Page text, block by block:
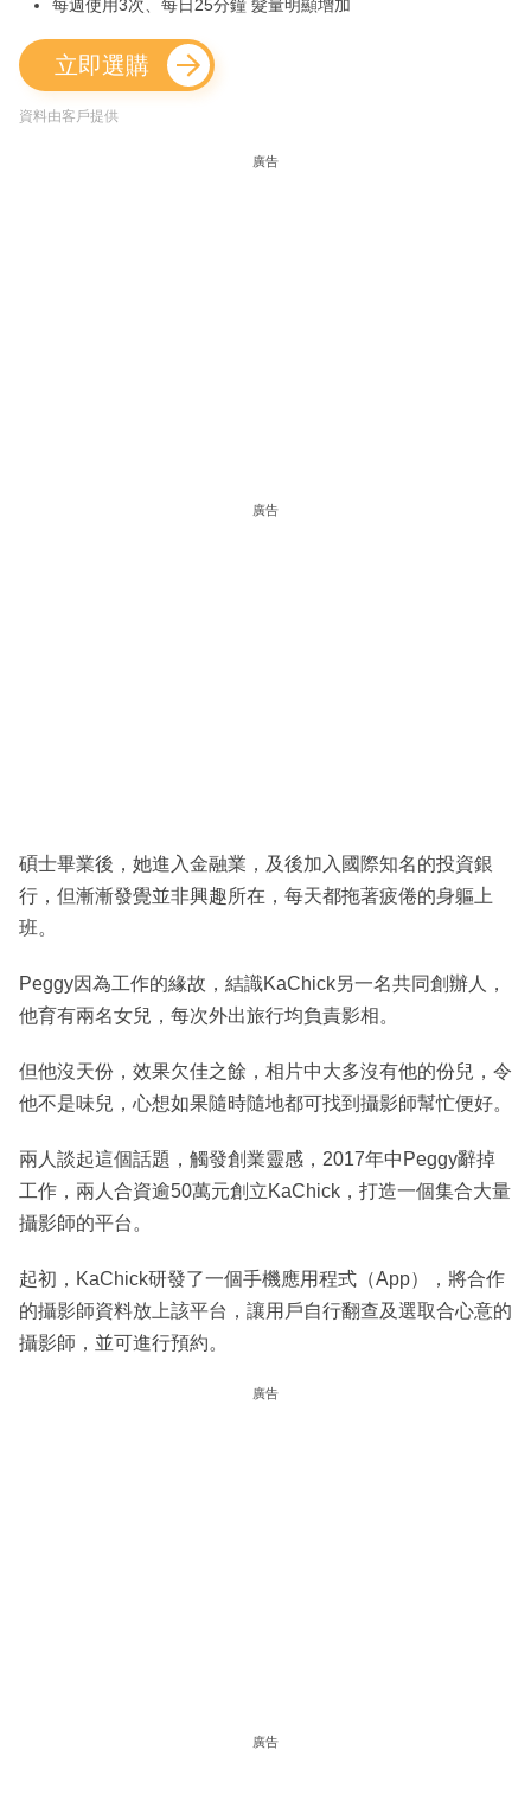
每週使用3次、每日25分鐘 髮量明顯增加
立即選購
資料由客戶提供
廣告
廣告
碩士畢業後，她進入金融業，及後加入國際知名的投資銀
行，但漸漸發覺並非興趣所在，每天都拖著疲倦的身軀上
班。
Peggy因為工作的緣故，結識KaChick另一名共同創辦人，
他育有兩名女兒，每次外出旅行均負責影相。
但他沒天份，效果欠佳之餘，相片中大多沒有他的份兒，令
他不是味兒，心想如果隨時隨地都可找到攝影師幫忙便好。
兩人談起這個話題，觸發創業靈感，2017年中Peggy辭掉
工作，兩人合資逾50萬元創立KaChick，打造一個集合大量
攝影師的平台。
起初，KaChick研發了一個手機應用程式（App），將合作
的攝影師資料放上該平台，讓用戶自行翻查及選取合心意的
攝影師，並可進行預約。
廣告
廣告